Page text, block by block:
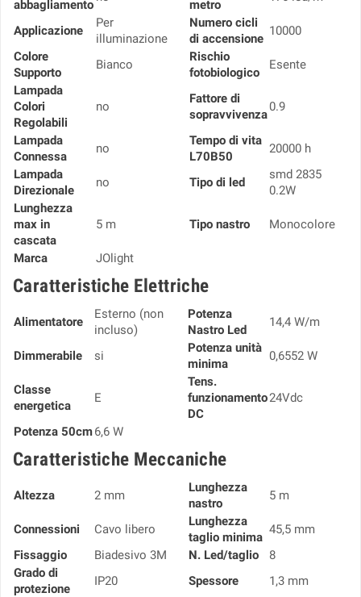
abbagliamento metro
Applicazione
Per
illuminazione
Numero cicli
di accensione
10000
Colore
Supporto
Bianco
Rischio
fotobiologico
Esente
Lampada
Colori
Regolabili
no
Fattore di
sopravvivenza
0.9
Lampada
Connessa
no
Tempo di vita
L70B50
20000 h
Lampada
Direzionale
no Tipo di led
smd 2835
0.2W
Lunghezza
max in
cascata
5 m Tipo nastro Monocolore
Marca JOlight
Caratteristiche Elettriche
Alimentatore
Esterno (non
incluso)
Potenza
Nastro Led
14,4 W/m
Dimmerabile si
Potenza unità
minima
0,6552 W
Classe
energetica
E
Tens.
funzionamento
DC
24Vdc
Potenza 50cm6,6 W
Caratteristiche Meccaniche
Altezza 2 mm
Lunghezza
nastro
5 m
Connessioni Cavo libero
Lunghezza
taglio minima
45,5 mm
Fissaggio
Biadesivo 3M N. Led/taglio
8
Grado di
protezione
IP20 Spessore 1,3 mm